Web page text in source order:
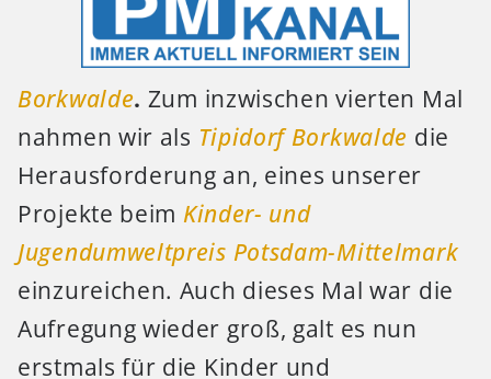
Borkwalde. Zum inzwischen vierten Mal
nahmen wir als Tipidorf Borkwalde die
Herausforderung an, eines unserer
Projekte beim Kinder- und
Jugendumweltpreis Potsdam-Mittelmark
einzureichen. Auch dieses Mal war die
Aufregung wieder groß, galt es nun
erstmals für die Kinder und